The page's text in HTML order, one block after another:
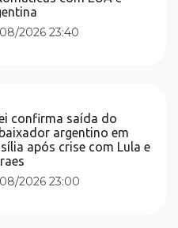
2026 23:40
confirma saída do
argentino em
após crise com Lula e
2026 23:00